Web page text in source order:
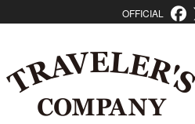
OFFICIAL